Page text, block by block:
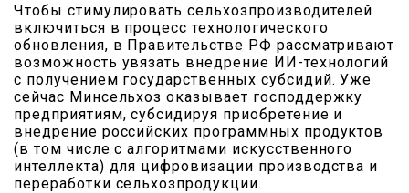
Чтобы стимулировать сельхозпроизводителей
включиться в процесс технологического
обновления, в Правительстве РФ рассматривают
возможность увязать внедрение ИИ-технологий
с получением государственных субсидий. Уже
сейчас Минсельхоз оказывает господдержку
предприятиям, субсидируя приобретение и
внедрение российских программных продуктов
(в том числе с алгоритмами искусственного
интеллекта) для цифровизации производства и
переработки сельхозпродукции.